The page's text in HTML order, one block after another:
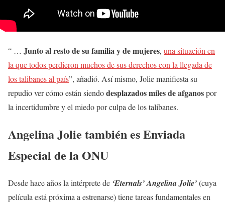
“ … Junto al resto de su familia y de mujeres, una situación en
la que todos perdieron muchos de sus derechos con la llegada de
los talibanes al país”, añadió. Así mismo, Jolie manifiesta su
repudio ver cómo están siendodesplazados miles de afganospor
la incertidumbre y el miedo por culpa de los talibanes.
Angelina Jolie también es Enviada
Especial de la ONU
Desde hace años la intérprete de ‘Eternals’ Angelina Jolie’(cuya
película está próxima a estrenarse) tiene tareas fundamentales en